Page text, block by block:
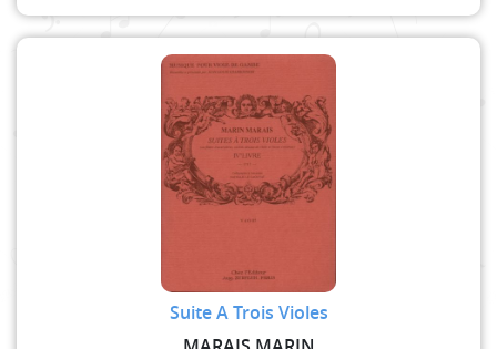
Suite A Trois Violes